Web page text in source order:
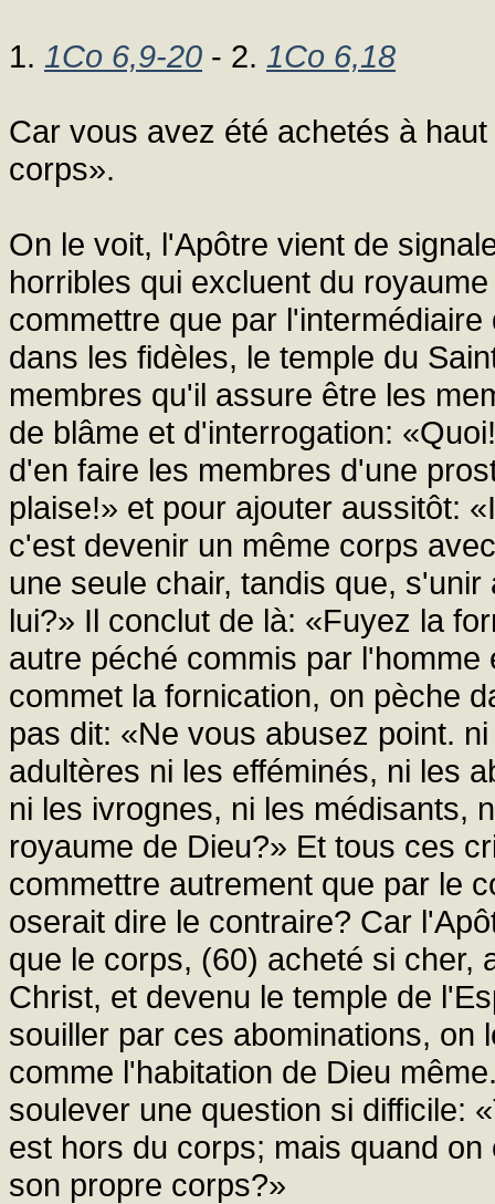
1. 1Co 6,9-20 - 2. 1Co 6,18
Car vous avez été achetés à
corps».
On le voit, l'Apôtre vient de
horribles qui excluent du
commettre que par
dans les fidèles, le temple du
membres qu'il assure être les
de blâme et d'interrogation:
d'en faire les membres d'une
plaise!» et pour ajouter aussitôt:
c'est devenir un même corps
une seule chair, tandis que,
lui?» Il conclut de là: «Fuyez la
autre péché commis par
commet la fornication, on pèche
pas dit: «Ne vous abusez point.
adultères ni les efféminés, ni les
ni les ivrognes, ni les médisants,
royaume de Dieu?» Et tous ces
commettre autrement que par le
oserait dire le contraire? Car
que le corps, (60) acheté si cher,
Christ, et devenu le temple de
souiller par ces abominations, on
comme l'habitation de Dieu
soulever une question si difficile:
est hors du corps; mais quand
son propre corps?»